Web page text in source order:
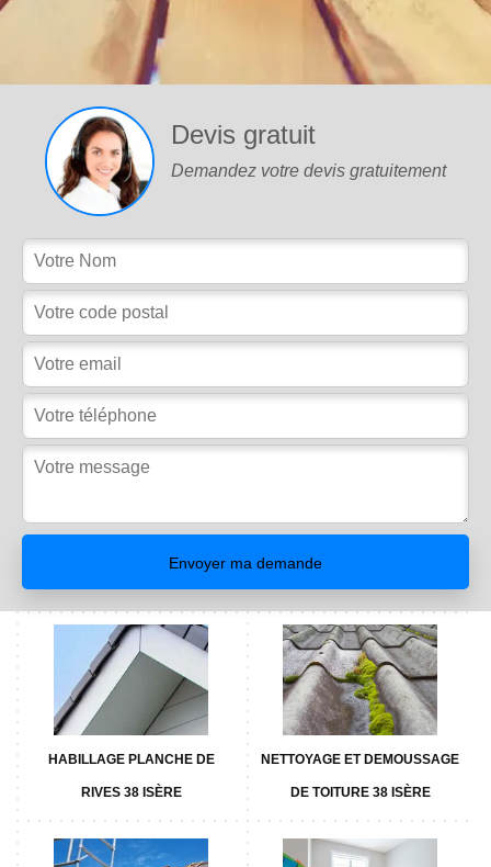
Devis gratuit
Demandez votre devis gratuitement
HABILLAGE PLANCHE DE
RIVES 38 ISÈRE
NETTOYAGE ET DEMOUSSAGE
DE TOITURE 38 ISÈRE